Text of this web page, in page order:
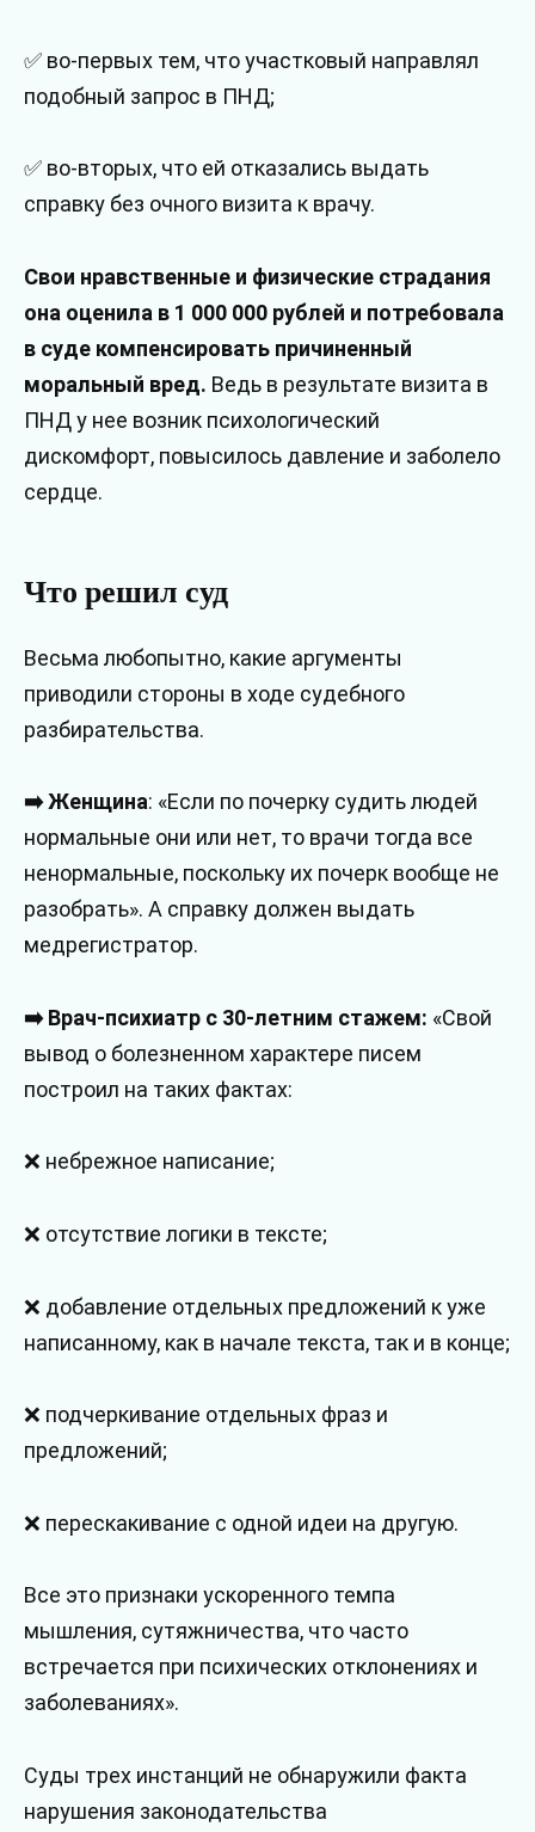
✅ во-первых тем, что участковый направлял
подобный запрос в ПНД;
✅ во-вторых, что ей отказались выдать
справку без очного визита к врачу.
Свои нравственные и физические страдания
она оценила в 1 000 000 рублей и потребовала
в суде компенсировать причиненный
моральный вред. Ведь в результате визита в
ПНД у нее возник психологический
дискомфорт, повысилось давление и заболело
сердце.
Что решил суд
Весьма любопытно, какие аргументы
приводили стороны в ходе судебного
разбирательства.
➡️ Женщина: «Если по почерку судить людей
нормальные они или нет, то врачи тогда все
ненормальные, поскольку их почерк вообще не
разобрать». А справку должен выдать
медрегистратор.
➡️ Врач-психиатр с 30-летним стажем: «Свой
вывод о болезненном характере писем
построил на таких фактах:
❌ небрежное написание;
❌ отсутствие логики в тексте;
❌ добавление отдельных предложений к уже
написанному, как в начале текста, так и в конце;
❌ подчеркивание отдельных фраз и
предложений;
❌ перескакивание с одной идеи на другую.
Все это признаки ускоренного темпа
мышления, сутяжничества, что часто
встречается при психических отклонениях и
заболеваниях».
Суды трех инстанций не обнаружили факта
нарушения законодательства